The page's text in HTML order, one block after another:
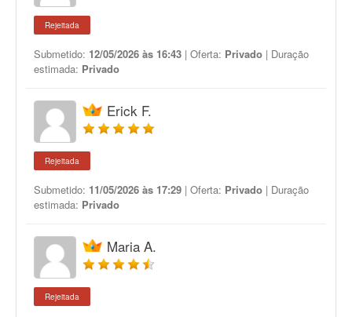
Rejeitada
Submetido: 12/05/2026 às 16:43 | Oferta: Privado | Duração
estimada: Privado
Erick F.
Rejeitada
Submetido: 11/05/2026 às 17:29 | Oferta: Privado | Duração
estimada: Privado
Maria A.
Rejeitada